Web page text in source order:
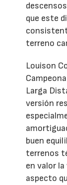
que este
terreno
Louison
Larga
versión
buen
terrenos
en valor
aspecto